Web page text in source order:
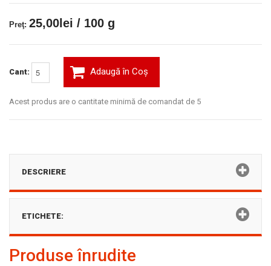
Preţ: 25,00lei / 100 g
Cant: Adaugă în Coş
Acest produs are o cantitate minimă de comandat de 5
DESCRIERE
ETICHETE:
Produse înrudite